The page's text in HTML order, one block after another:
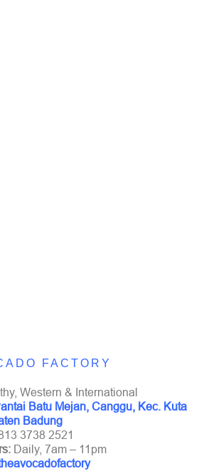
FACTORY
Western & International
Batu Mejan, Canggu, Kec. Kuta
Badung
3738 2521
Daily, 7am – 11pm